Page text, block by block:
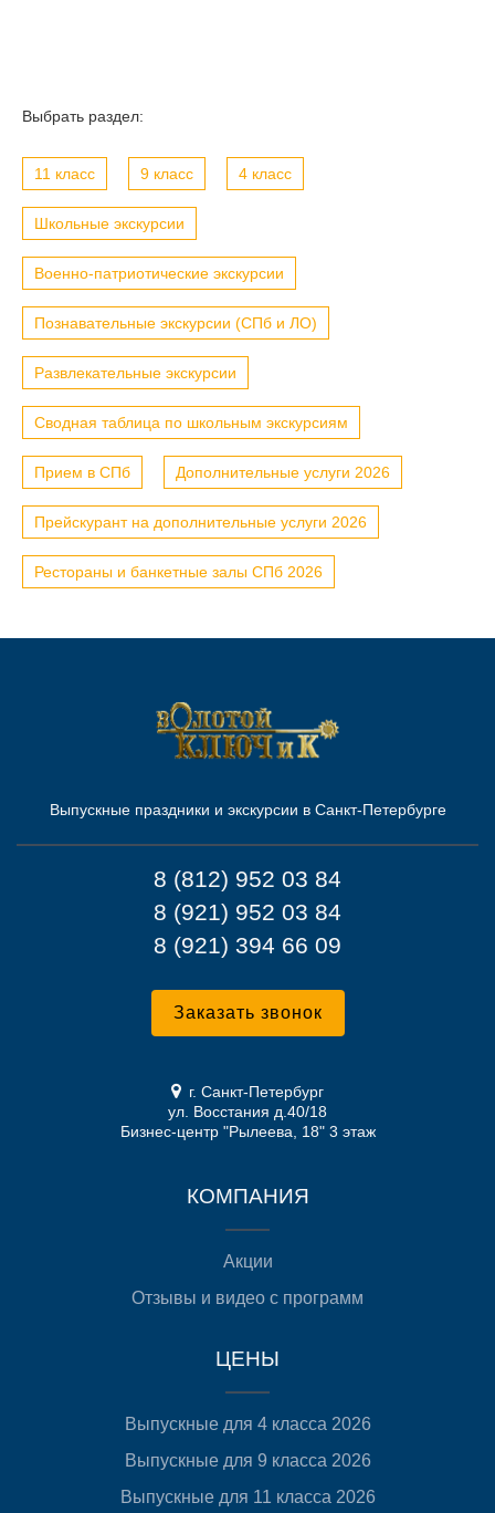
Выбрать раздел:
11 класс 9 класс 4 класс
Школьные экскурсии
Военно-патриотические экскурсии
Познавательные экскурсии (СПб и ЛО)
Развлекательные экскурсии
Сводная таблица по школьным экскурсиям
Прием в СПб Дополнительные услуги 2026
Прейскурант на дополнительные услуги 2026
Рестораны и банкетные залы СПб 2026
Выпускные праздники и экскурсии в Санкт-Петербурге
8 (812) 952 03 84
8 (921) 952 03 84
8 (921) 394 66 09
Заказать звонок
г. Санкт-Петербург
ул. Восстания д.40/18
Бизнес-центр "Рылеева, 18" 3 этаж
КОМПАНИЯ
Акции
Отзывы и видео с программ
ЦЕНЫ
Выпускные для 4 класса 2026
Выпускные для 9 класса 2026
Выпускные для 11 класса 2026